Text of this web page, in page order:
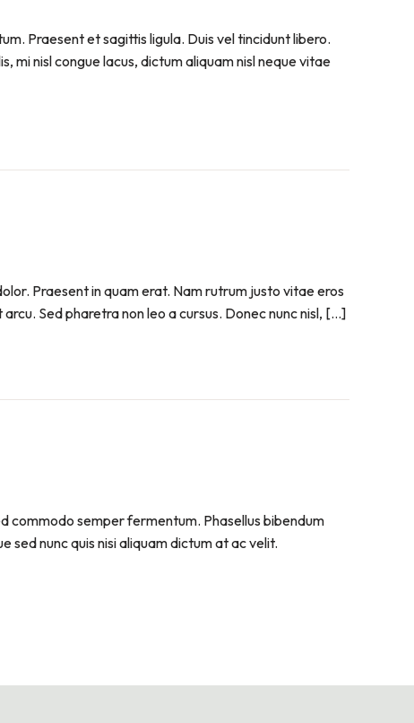
Praesent et sagittis ligula. Duis vel tincidunt libero.
mi nisl congue lacus, dictum aliquam nisl neque vitae
Praesent in quam erat. Nam rutrum justo vitae eros
Sed pharetra non leo a cursus. Donec nunc nisl, […]
commodo semper fermentum. Phasellus bibendum
sed nunc quis nisi aliquam dictum at ac velit.